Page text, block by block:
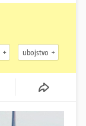
ubojstvo